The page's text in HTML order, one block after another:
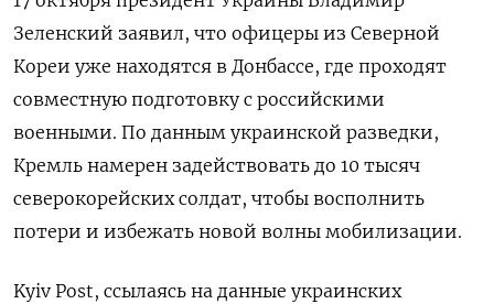
Зеленский заявил, что офицеры из Северной
Кореи уже находятся в Донбассе, где проходят
совместную подготовку с российскими
военными. По данным украинской разведки,
Кремль намерен задействовать до 10 тысяч
северокорейских солдат, чтобы восполнить
потери и избежать новой волны мобилизации.
Kyiv Post, ссылаясь на данные украинских